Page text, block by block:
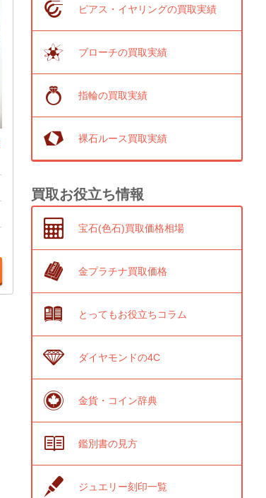
ピアス・イヤリングの買取実績
ブローチの買取実績
指輪の買取実績
裸石ルース買取実績
買取お役立ち情報
宝石(色石)買取価格相場
金プラチナ買取価格
とってもお役立ちコラム
ダイヤモンドの4C
金貨・コイン辞典
鑑別書の見方
ジュエリー刻印一覧